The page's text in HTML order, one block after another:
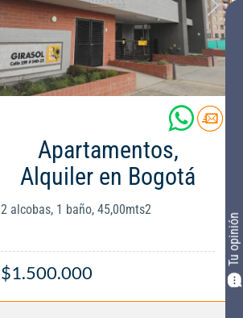
Tu opinión
Apartamentos,
Alquiler en Bogotá
2 alcobas, 1 baño, 45,00mts2
$1.500.000